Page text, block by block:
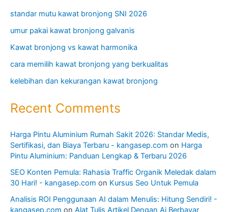
standar mutu kawat bronjong SNI 2026
umur pakai kawat bronjong galvanis
Kawat bronjong vs kawat harmonika
cara memilih kawat bronjong yang berkualitas
kelebihan dan kekurangan kawat bronjong
Recent Comments
Harga Pintu Aluminium Rumah Sakit 2026: Standar Medis,
Sertifikasi, dan Biaya Terbaru - kangasep.com on Harga
Pintu Aluminium: Panduan Lengkap & Terbaru 2026
SEO Konten Pemula: Rahasia Traffic Organik Meledak dalam
30 Hari! - kangasep.com on Kursus Seo Untuk Pemula
Analisis ROI Penggunaan AI dalam Menulis: Hitung Sendiri! -
kangasep.com on Alat Tulis Artikel Dengan Ai Berbayar